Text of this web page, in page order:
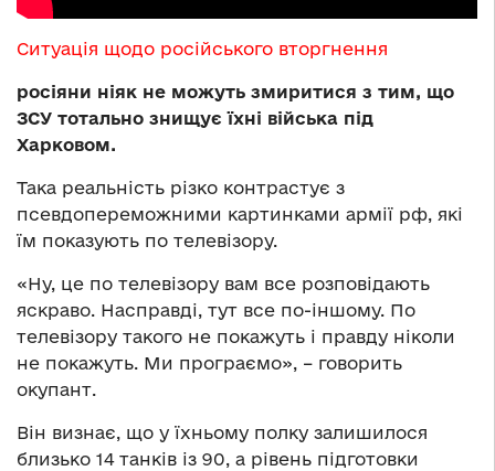
Ситуація щодо російського вторгнення
росіяни ніяк не можуть змиритися з тим, що
ЗСУ тотально знищує їхні війська під
Харковом.
Така реальність різко контрастує з
псевдопереможними картинками армії рф, які
їм показують по телевізору.
«Ну, це по телевізору вам все розповідають
яскраво. Насправді, тут все по-іншому. По
телевізору такого не покажуть і правду ніколи
не покажуть. Ми програємо», – говорить
окупант.
Він визнає, що у їхньому полку залишилося
близько 14 танків із 90, а рівень підготовки